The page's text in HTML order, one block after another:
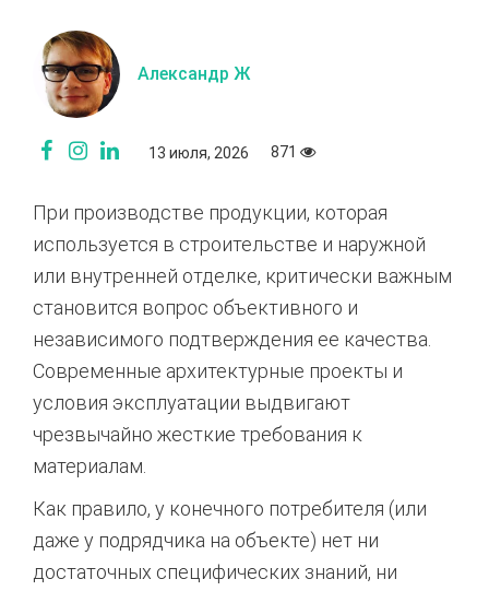
Александр Ж
13 июля, 2026 871
При производстве продукции, которая
используется в строительстве и наружной
или внутренней отделке, критически важным
становится вопрос объективного и
независимого подтверждения ее качества.
Современные архитектурные проекты и
условия эксплуатации выдвигают
чрезвычайно жесткие требования к
материалам.
Как правило, у конечного потребителя (или
даже у подрядчика на объекте) нет ни
достаточных специфических знаний, ни